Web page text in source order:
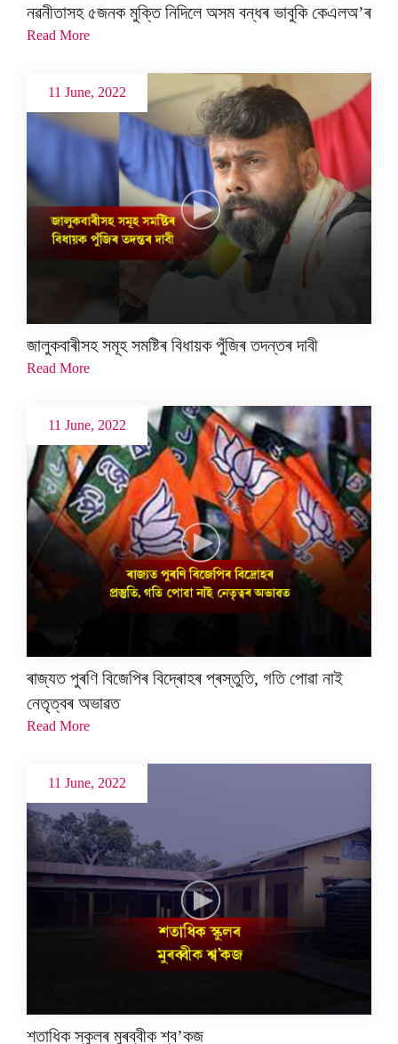
নৱনীতাসহ ৫জনক মুক্তি নিদিলে অসম বন্ধৰ ভাবুকি কেএলঅ’ৰ
Read More
11 June, 2022
জালুকবাৰীসহ সমূহ সমষ্টিৰ বিধায়ক পুঁজিৰ তদন্তৰ দাবী
Read More
11 June, 2022
ৰাজ্যত পুৰণি বিজেপিৰ বিদ্ৰোহৰ প্ৰস্তুতি, গতি পোৱা নাই
নেতৃত্বৰ অভাৱত
Read More
11 June, 2022
শতাধিক স্কুলৰ মুৰব্বীক শ্ব’কজ